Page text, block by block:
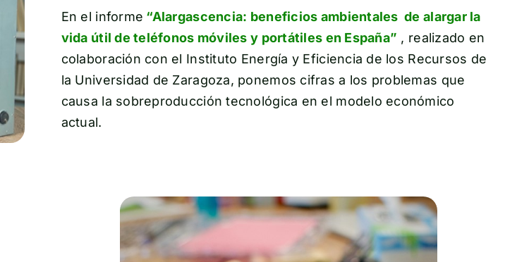
En el informe “Alargascencia: beneficios ambientales de alargar la
vida útil de teléfonos móviles y portátiles en España” , realizado en
colaboración con el Instituto Energía y Eficiencia de los Recursos de
la Universidad de Zaragoza, ponemos cifras a los problemas que
causa la sobreproducción tecnológica en el modelo económico
actual.